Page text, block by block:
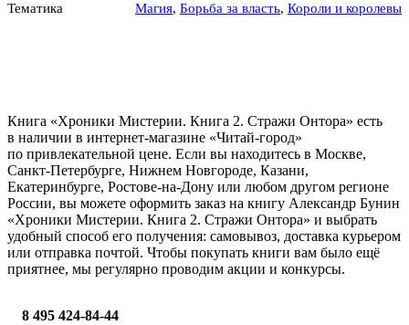
Тематика
Магия, Борьба за власть, Короли и королевы
Книга «Хроники Мистерии. Книга 2. Стражи Онтора» есть
в наличии в интернет-магазине «Читай-город»
по привлекательной цене. Если вы находитесь в Москве,
Санкт-Петербурге, Нижнем Новгороде, Казани,
Екатеринбурге, Ростове-на-Дону или любом другом регионе
России, вы можете оформить заказ на книгу Александр Бунин
«Хроники Мистерии. Книга 2. Стражи Онтора» и выбрать
удобный способ его получения: самовывоз, доставка курьером
или отправка почтой. Чтобы покупать книги вам было ещё
приятнее, мы регулярно проводим акции и конкурсы.
8 495 424-84-44